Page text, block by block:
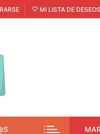
MI LISTA DE DESEOS